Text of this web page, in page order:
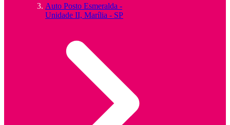
Auto Posto Esmeralda -
Unidade II, Marília - SP